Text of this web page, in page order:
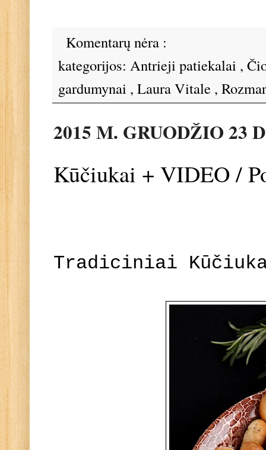
Komentarų nėra :
kategorijos: Antrieji patiekalai ,
gardumynai , Laura Vitale ,
2015 M. GRUODŽIO 23
Kūčiukai + VIDEO /
Tradiciniai